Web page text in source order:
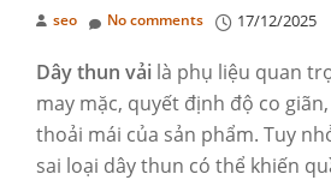
seo 17/12/2025
No comments
Dây thun vải là phụ liệu quan
may mặc, quyết định độ co
thoải mái của sản phẩm. Tuy
sai loại dây thun có thể khiến